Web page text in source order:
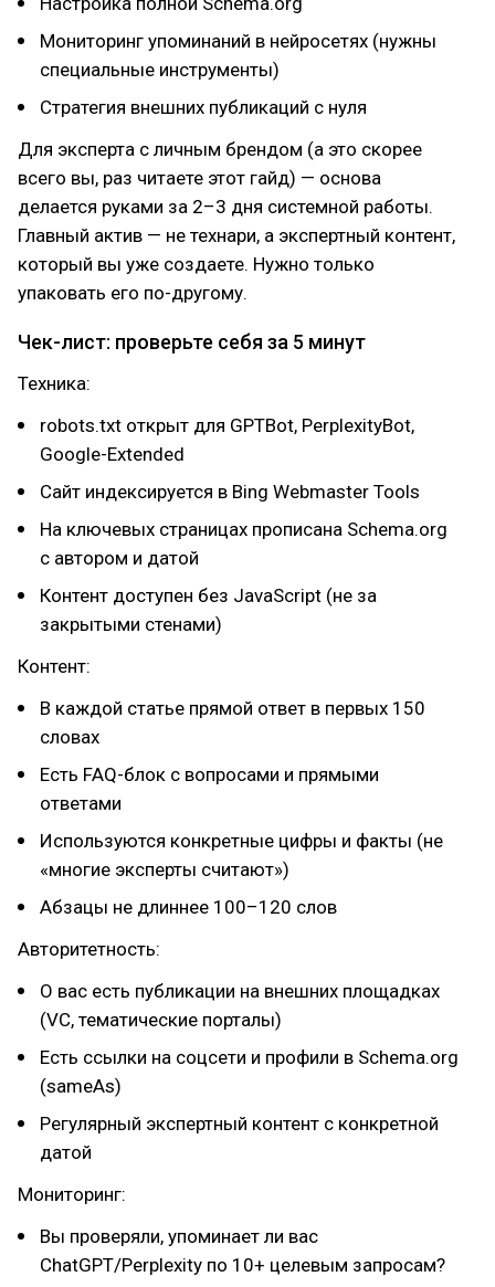
Мониторинг упоминаний в нейросетях (нужны
специальные инструменты)
Стратегия внешних публикаций с нуля
Для эксперта с личным брендом (а это скорее
всего вы, раз читаете этот гайд) — основа
делается руками за 2–3 дня системной работы.
Главный актив — не технари, а экспертный контент,
который вы уже создаете. Нужно только
упаковать его по-другому.
Чек-лист: проверьте себя за 5 минут
Техника:
robots.txt открыт для GPTBot, PerplexityBot,
Google-Extended
Сайт индексируется в Bing Webmaster Tools
На ключевых страницах прописана Schema.org
с автором и датой
Контент доступен без JavaScript (не за
закрытыми стенами)
Контент:
В каждой статье прямой ответ в первых 150
словах
Есть FAQ-блок с вопросами и прямыми
ответами
Используются конкретные цифры и факты (не
«многие эксперты считают»)
Абзацы не длиннее 100–120 слов
Авторитетность:
О вас есть публикации на внешних площадках
(VC, тематические порталы)
Есть ссылки на соцсети и профили в Schema.org
(sameAs)
Регулярный экспертный контент с конкретной
датой
Мониторинг:
Вы проверяли, упоминает ли вас
ChatGPT/Perplexity по 10+ целевым запросам?